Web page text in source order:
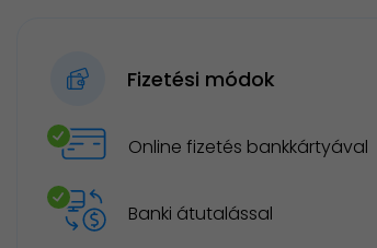
Fizetési módok
Online fizetés bankkártyával
Banki átutalással